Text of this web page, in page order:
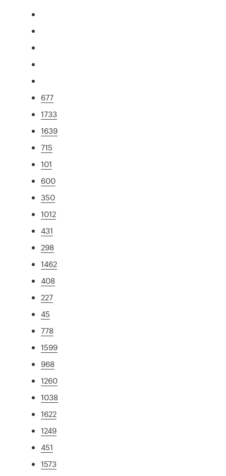
677
1733
1639
715
101
600
350
1012
431
298
1462
408
227
45
778
1599
968
1260
1038
1622
1249
451
1573